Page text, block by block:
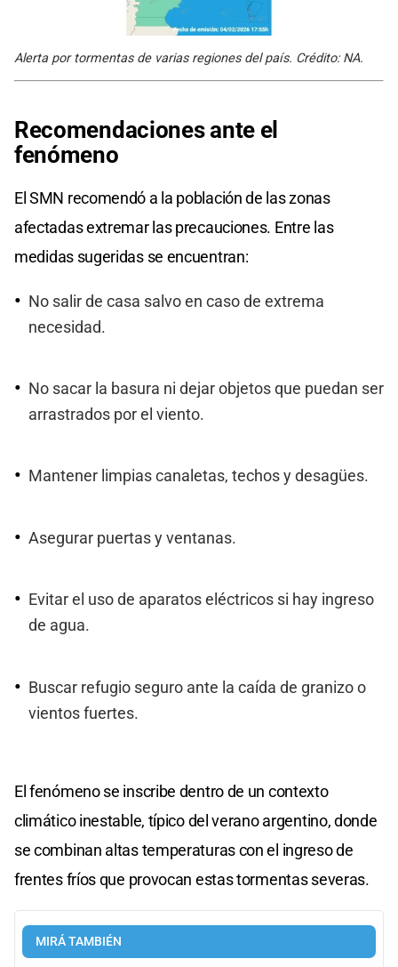
Alerta por tormentas de varias regiones del país. Crédito: NA.
Recomendaciones ante el
fenómeno
El SMN recomendó a la población de las zonas
afectadas extremar las precauciones. Entre las
medidas sugeridas se encuentran:
No salir de casa salvo en caso de extrema
necesidad.
No sacar la basura ni dejar objetos que puedan ser
arrastrados por el viento.
Mantener limpias canaletas, techos y desagües.
Asegurar puertas y ventanas.
Evitar el uso de aparatos eléctricos si hay ingreso
de agua.
Buscar refugio seguro ante la caída de granizo o
vientos fuertes.
El fenómeno se inscribe dentro de un contexto
climático inestable, típico del verano argentino, donde
se combinan altas temperaturas con el ingreso de
frentes fríos que provocan estas tormentas severas.
MIRÁ TAMBIÉN